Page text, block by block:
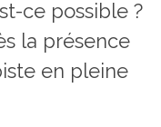
ce possible ?
la présence
en pleine